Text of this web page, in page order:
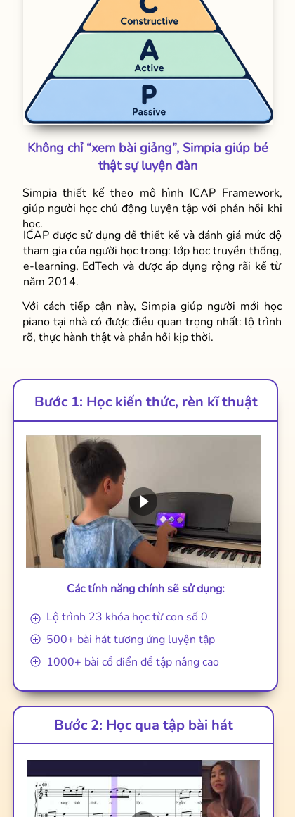
Không chỉ “xem bài giảng”, Simpia giúp bé
thật sự luyện đàn
Simpia thiết kế theo mô hình ICAP Framework,
giúp người học chủ động luyện tập với phản hồi khi
học.
ICAP được sử dụng để thiết kế và đánh giá mức độ
tham gia của người học trong: lớp học truyền thống,
e-learning, EdTech và được áp dụng rộng rãi kể từ
năm 2014.
Với cách tiếp cận này, Simpia giúp người mới học
piano tại nhà có được điều quan trọng nhất: lộ trình
rõ, thực hành thật và phản hồi kịp thời.
Bước 1: Học kiến thức, rèn kĩ thuật
Các tính năng chính sẽ sử dụng:
Lộ trình 23 khóa học từ con số 0
500+ bài hát tương ứng luyện tập
1000+ bài cổ điển để tập nâng cao
Bước 2: Học qua tập bài hát